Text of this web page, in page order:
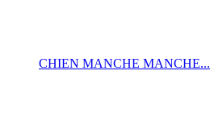
CHIEN MANCHE MANCHE...